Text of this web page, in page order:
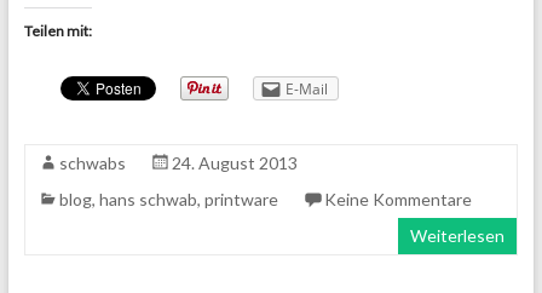
Teilen mit:
E-Mail
schwabs
24. August 2013
blog, hans schwab, printware
Keine Kommentare
Weiterlesen